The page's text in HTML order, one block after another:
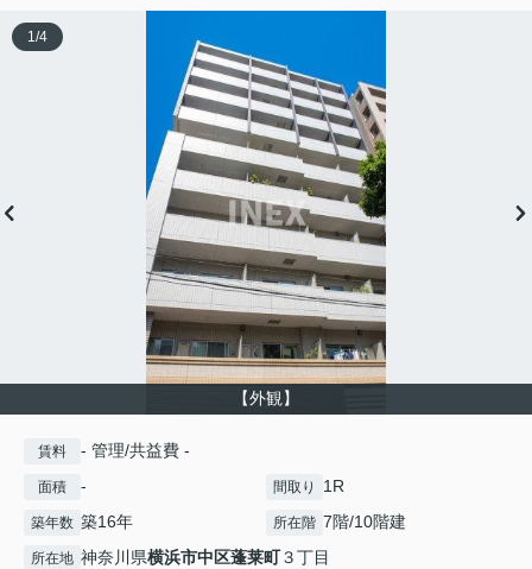
【外観】
1/4
賃料 - 管理/共益費 -
面積 - 間取り 1R
築年数 築16年 所在階 7階/10階建
所在地 神奈川県横浜市中区蓬莱町３丁目